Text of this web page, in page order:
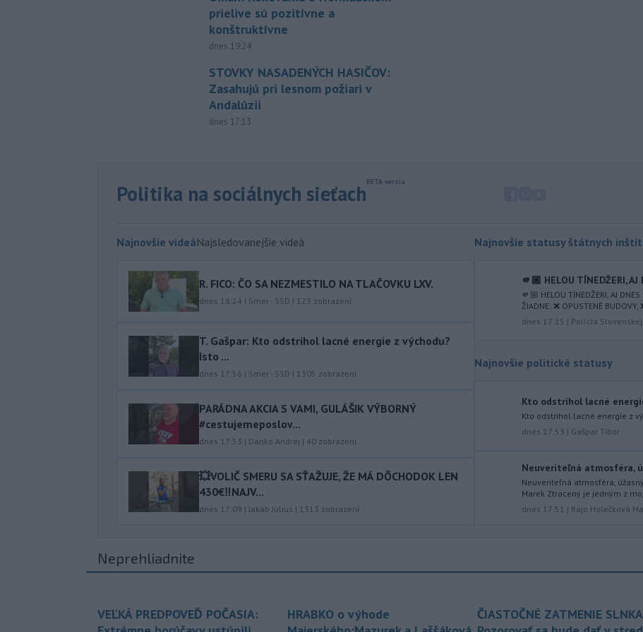
prielive sú pozitívne a
konštruktívne
dnes 19:24
STOVKY NASADENÝCH HASIČOV:
Zasahujú pri lesnom požiari v
Andalúzii
dnes 17:13
turistiekvo Vysokých Tatrách a
Na Skalke pri Kremnici
pomáhali horskí záchranári v
20-ročnému poľskému
lezcovi, ktorý vypadol z ferratovej
- Viac než 275 hasičov nasadili
Andalúzii. Tamojšie
orgány tvrdia, že žiadna obytná zóna v
súčasnosti nie je ohrozená, píše TASR
Po nočnom požiari v obci
Braväcovo v okrese Brezno, ktorý
zasiahol celkovo desať stavieb,
vyhlásila samospráva mimoriadnu
políciou.
Politika na sociálnych sieťach
Najnovšie videáNajsledovanejšie videá
R. FICO: ČO SA NEZMESTILO NA TLAČOVKU LXV.
dnes 18:24 | Smer - SSD | 123 zobrazení
T. Gašpar: Kto odstrihol lacné energie z východu?
Isto ...
dnes 17:56 | Smer - SSD | 1305 zobrazení
PARÁDNA AKCIA S VAMI, GULÁŠIK VÝBORNÝ
#cestujemeposlov...
dnes 17:53 | Danko Andrej | 40 zobrazení
💥VOLIČ SMERU SA SŤAŽUJE, ŽE MÁ DÔCHODOK LEN
430€‼️NAJV...
dnes 17:09 | Jakab Július | 1313 zobrazení
Najnovšie statusy štátnych
🫵🏼 HELOU TÍNEDŽERI,
🫵🏼 HELOU TÍNEDŽERI, AJ
ŽIADNE: ❌ OPUSTENÉ BUDOVY,
dnes 17:15 | Polícia
Najnovšie politické statusy
Kto odstrihol lacné
Kto odstrihol lacné energie z
dnes 17:53 | Gašpar Tibor
Neuveriteľná atmosféra,
Neuveriteľná atmosféra,
Marek Ztracený je jedným z
dnes 17:51 | Bajo Holečková
Neprehliadnite
VEĽKÁ PREDPOVEĎ POČASIA:
HRABKO o výhode
ČIASTOČNÉ ZATMENIE